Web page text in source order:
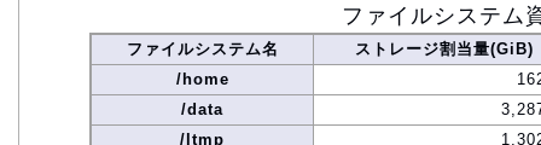
ファイルシステム
ファイルシステム名
ストレージ割当量(GiB)
/home
/data
/ltmp